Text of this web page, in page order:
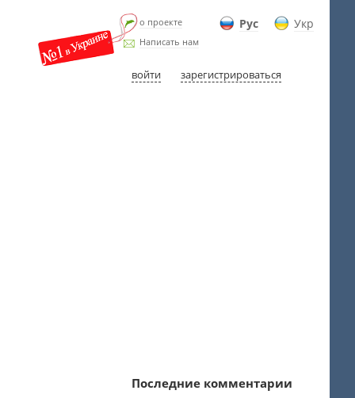
Рус Укр
о проекте
Написать нам
войти зарегистрироваться
Последние комментарии